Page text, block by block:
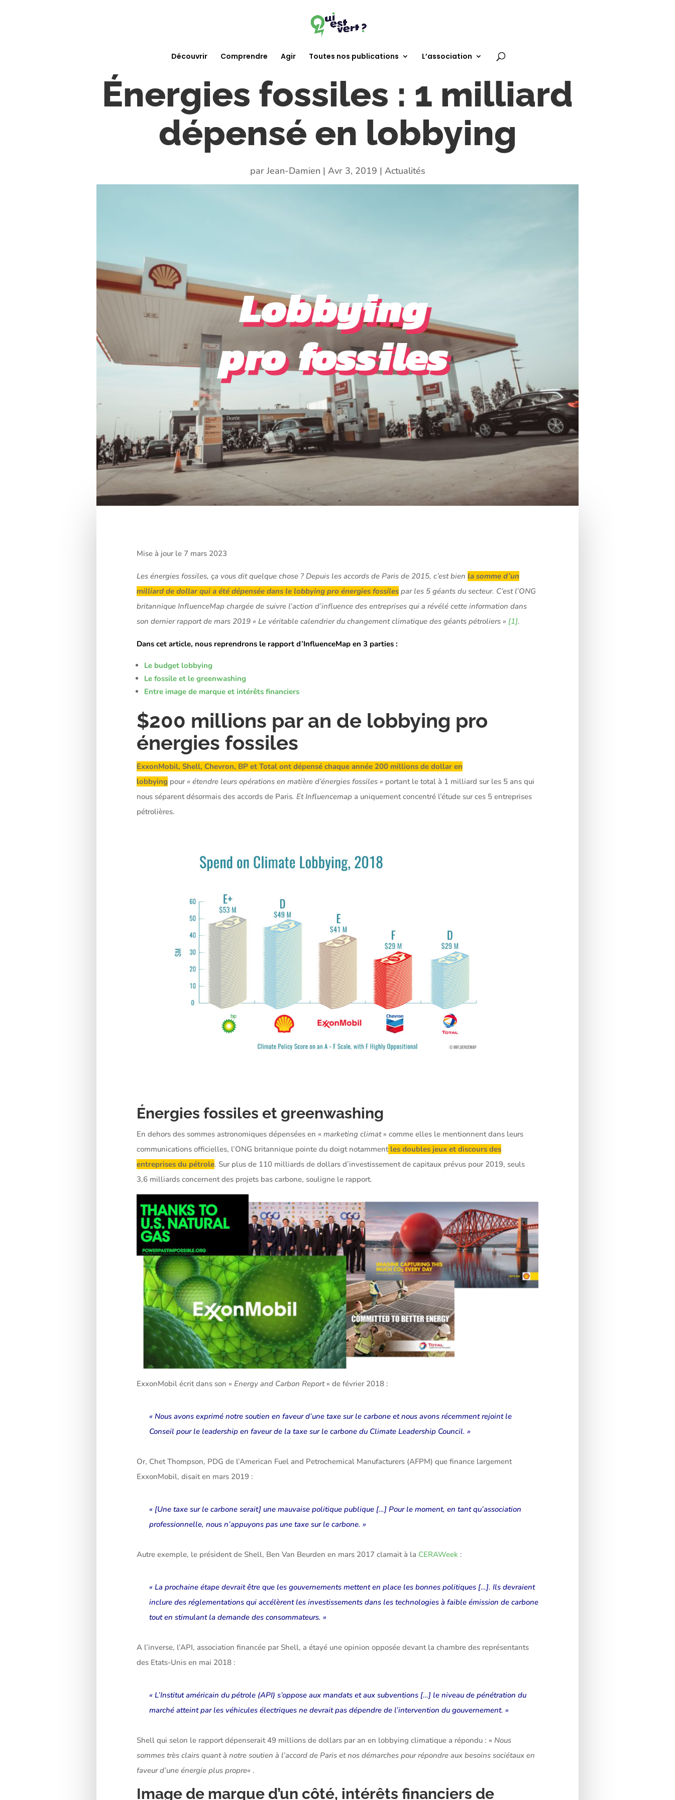
Découvrir Comprendre Agir Toutes nos publications L’association
Énergies fossiles : 1 milliard
dépensé en lobbying
par Jean-Damien | Avr 3, 2019 | Actualités
Mise à jour le 7 mars 2023
Les énergies fossiles, ça vous dit quelque chose ? Depuis les accords de Paris de 2015, c’est bien la somme d’un
milliard de dollar qui a été dépensée dans le lobbying pro énergies fossiles par les 5 géants du secteur. C’est l’ONG
britannique InfluenceMap chargée de suivre l’action d’influence des entreprises qui a révélé cette information dans
son dernier rapport de mars 2019 « Le véritable calendrier du changement climatique des géants pétroliers » [1].
Dans cet article, nous reprendrons le rapport d’InfluenceMap en 3 parties :
Le budget lobbying
Le fossile et le greenwashing
Entre image de marque et intérêts financiers
$200 millions par an de lobbying pro
énergies fossiles
ExxonMobil, Shell, Chevron, BP et Total ont dépensé chaque année 200 millions de dollar en
lobbying pour « étendre leurs opérations en matière d’énergies fossiles » portant le total à 1 milliard sur les 5 ans qui
nous séparent désormais des accords de Paris. Et Influencemap a uniquement concentré l’étude sur ces 5 entreprises
pétrolières.
Énergies fossiles et greenwashing
En dehors des sommes astronomiques dépensées en « marketing climat» comme elles le mentionnent dans leurs
communications officielles, l’ONG britannique pointe du doigt notamment les doubles jeux et discours des
entreprises du pétrole. Sur plus de 110 milliards de dollars d’investissement de capitaux prévus pour 2019, seuls
3,6 milliards concernent des projets bas carbone, souligne le rapport.
ExxonMobil écrit dans son « Energy and Carbon Report» de février 2018 :
« Nous avons exprimé notre soutien en faveur d’une taxe sur le carbone et nous avons récemment rejoint le
Conseil pour le leadership en faveur de la taxe sur le carbone du Climate Leadership Council. »
Or, Chet Thompson, PDG de l’American Fuel and Petrochemical Manufacturers (AFPM) que finance largement
ExxonMobil, disait en mars 2019 :
« [Une taxe sur le carbone serait] une mauvaise politique publique […] Pour le moment, en tant qu’association
professionnelle, nous n’appuyons pas une taxe sur le carbone. »
Autre exemple, le président de Shell, Ben Van Beurden en mars 2017 clamait à la CERAWeek :
« La prochaine étape devrait être que les gouvernements mettent en place les bonnes politiques […]. Ils devraient
inclure des réglementations qui accélèrent les investissements dans les technologies à faible émission de carbone
tout en stimulant la demande des consommateurs. »
A l’inverse, l’API, association financée par Shell, a étayé une opinion opposée devant la chambre des représentants
des Etats-Unis en mai 2018 :
« L’Institut américain du pétrole (API) s’oppose aux mandats et aux subventions […] le niveau de pénétration du
marché atteint par les véhicules électriques ne devrait pas dépendre de l’intervention du gouvernement. »
Shell qui selon le rapport dépenserait 49 millions de dollars par an en lobbying climatique a répondu : « Nous
sommes très clairs quant à notre soutien à l’accord de Paris et nos démarches pour répondre aux besoins sociétaux en
faveur d’une énergie plus propre« .
Image de marque d’un côté, intérêts financiers de